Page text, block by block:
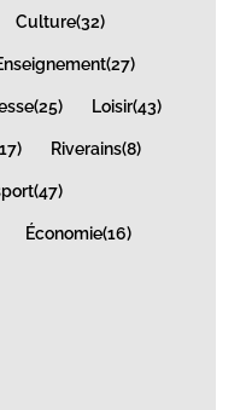
Culture(32)
(27)
(25) Loisir(43)
Riverains(8)
(47)
Économie(16)